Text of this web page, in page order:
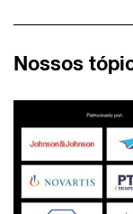
Nossos